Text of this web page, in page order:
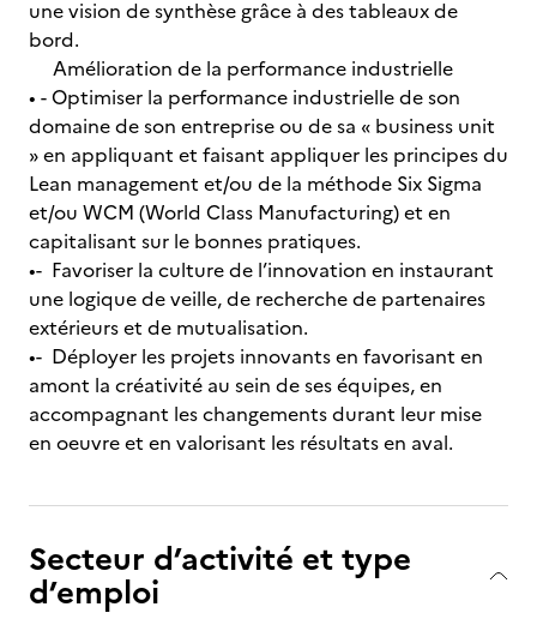
une vision de synthèse grâce à des tableaux de
bord.
Amélioration de la performance industrielle
• - Optimiser la performance industrielle de son
domaine de son entreprise ou de sa « business unit
» en appliquant et faisant appliquer les principes du
Lean management et/ou de la méthode Six Sigma
et/ou WCM (World Class Manufacturing) et en
capitalisant sur le bonnes pratiques.
•- Favoriser la culture de l’innovation en instaurant
une logique de veille, de recherche de partenaires
extérieurs et de mutualisation.
•- Déployer les projets innovants en favorisant en
amont la créativité au sein de ses équipes, en
accompagnant les changements durant leur mise
en oeuvre et en valorisant les résultats en aval.
Secteur d’activité et type
d’emploi